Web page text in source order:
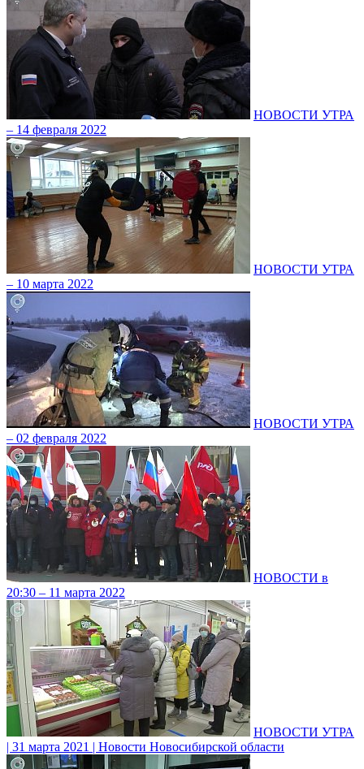
НОВОСТИ УТРА
– 14 февраля 2022
НОВОСТИ УТРА
– 10 марта 2022
НОВОСТИ УТРА
– 02 февраля 2022
НОВОСТИ в
20:30 – 11 марта 2022
НОВОСТИ УТРА
| 31 марта 2021 | Новости Новосибирской области